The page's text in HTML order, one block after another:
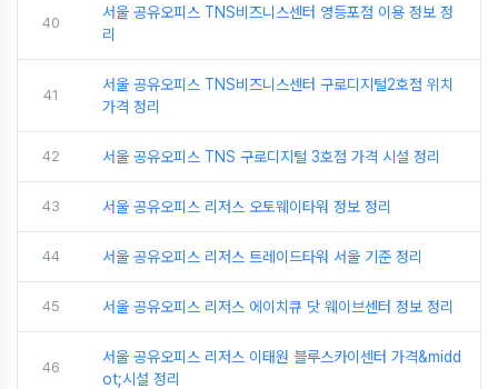
40
서울 공유오피스 TNS비즈니스센터 영등포점 이용 정보 정
리
41
서울 공유오피스 TNS비즈니스센터 구로디지털2호점 위치
가격 정리
42 서울 공유오피스 TNS 구로디지털 3호점 가격 시설 정리
43 서울 공유오피스 리저스 오토웨이타워 정보 정리
44 서울 공유오피스 리저스 트레이드타워 서울 기준 정리
45 서울 공유오피스 리저스 에이치큐 닷 웨이브센터 정보 정리
46
서울 공유오피스 리저스 이태원 블루스카이센터 가격&midd
ot;시설 정리